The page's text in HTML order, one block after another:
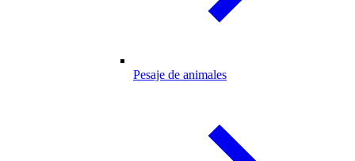
Pesaje de animales